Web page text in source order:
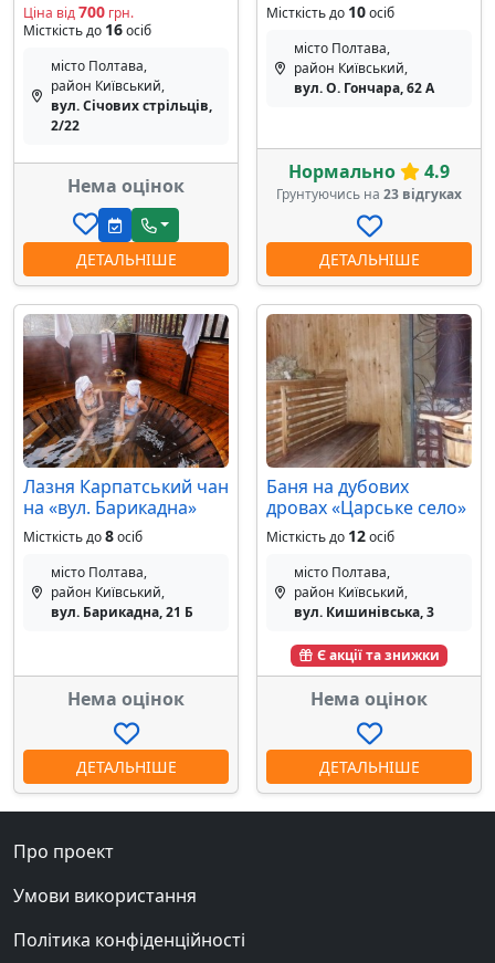
Ціна від700 грн.
Місткість до 16осіб
місто Полтава,
район Київський,
вул. Січових стрільців,
2/22
Нема оцінок
ДЕТАЛЬНІШЕ
Місткість до 10осіб
місто Полтава,
район Київський,
вул. О. Гончара, 62 А
Нормально 4.9
Грунтуючись на 23 відгуках
ДЕТАЛЬНІШЕ
Лазня Карпатський чан
на «вул. Барикадна»
Місткість до8осіб
місто Полтава,
район Київський,
вул. Барикадна, 21 Б
Нема оцінок
ДЕТАЛЬНІШЕ
Баня на дубових
дровах «Царське село»
Місткість до 12осіб
місто Полтава,
район Київський,
вул. Кишинівська, 3
Є акції та знижки
Нема оцінок
ДЕТАЛЬНІШЕ
Про проект
Умови використання
Політика конфіденційності